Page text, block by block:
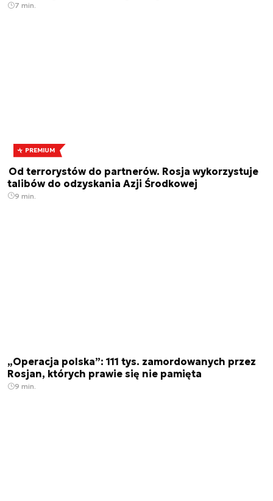
7 min.
PREMIUM
Od terrorystów do partnerów. Rosja wykorzystuje
talibów do odzyskania Azji Środkowej
9 min.
„Operacja polska”: 111 tys. zamordowanych przez
Rosjan, których prawie się nie pamięta
9 min.